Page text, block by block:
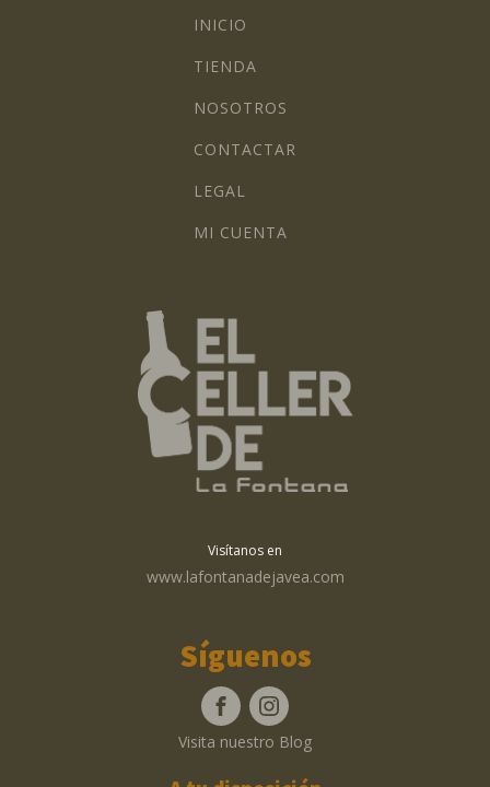
INICIO
TIENDA
NOSOTROS
CONTACTAR
LEGAL
MI CUENTA
Visítanos en
www.lafontanadejavea.com
Síguenos
Visita nuestro Blog